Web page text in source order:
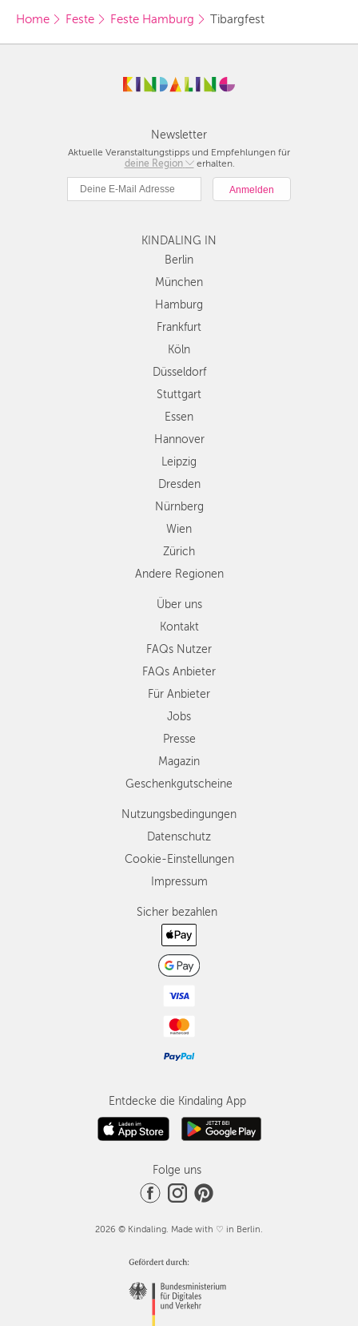
Home Feste Feste Hamburg Tibargfest
Newsletter
Aktuelle Veranstaltungstipps und Empfehlungen für
deine Region
Berlin
Hamburg
Köln
Düsseldorf
Stuttgart
Essen
Dresden
Nürnberg
Wien
Zürich
Andere
Regionen
erhalten.
KINDALING IN
Berlin
München
Hamburg
Frankfurt
Köln
Düsseldorf
Stuttgart
Essen
Hannover
Leipzig
Dresden
Nürnberg
Wien
Zürich
Andere Regionen
Über uns
Kontakt
FAQs Nutzer
FAQs Anbieter
Für Anbieter
Jobs
Presse
Magazin
Geschenkgutscheine
Nutzungsbedingungen
Datenschutz
Cookie-Einstellungen
Impressum
Sicher bezahlen
Entdecke die Kindaling App
Folge uns
2026 © Kindaling. Made with ♡ in Berlin.